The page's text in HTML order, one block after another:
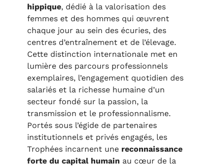
hippique, dédié à la valorisation des
femmes et des hommes qui œuvrent
chaque jour au sein des écuries, des
centres d’entraînement et de l’élevage.
Cette distinction internationale met en
lumière des parcours professionnels
exemplaires, l’engagement quotidien des
salariés et la richesse humaine d’un
secteur fondé sur la passion, la
transmission et le professionnalisme.
Portés sous l’égide de partenaires
institutionnels et privés engagés, les
Trophées incarnent une reconnaissance
forte du capital humain au cœur de la